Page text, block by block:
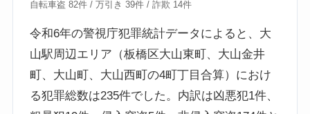
自転車盗 82件 / 万引き 39件 / 詐欺 14件
令和6年の警視庁犯罪統計データによると、大
山駅周辺エリア（板橋区大山東町、大山金井
町、大山町、大山西町の4町丁目合算）におけ
る犯罪総数は235件でした。内訳は凶悪犯1件、